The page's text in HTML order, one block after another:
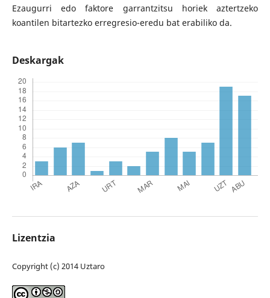
Ezaugurri edo faktore garrantzitsu horiek aztertzeko
koantilen bitartezko erregresio-eredu bat erabiliko da.
Deskargak
Lizentzia
Copyright (c) 2014 Uztaro